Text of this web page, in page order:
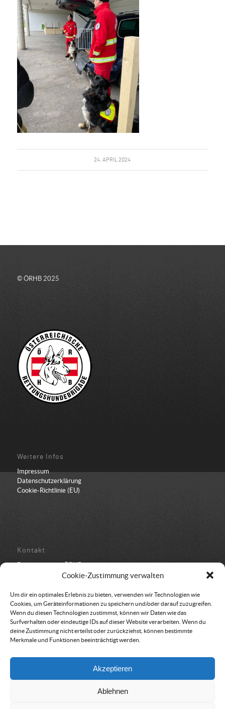
Cookie-Zustimmung verwalten
Um dir ein optimales Erlebnis zu bieten, verwenden wir Technologien wie
Cookies, um Geräteinformationen zu speichern und/oder darauf zuzugreifen.
Wenn du diesen Technologien zustimmst, können wir Daten wie das
Surfverhalten oder eindeutige IDs auf dieser Website verarbeiten. Wenn du
deine Zustimmung nicht erteilst oder zurückziehst, können bestimmte
Merkmale und Funktionen beeinträchtigt werden.
Akzeptieren
Ablehnen
24. APRIL 2024
© ÖRHB 2025
Weitere Infos
Impressum
Datenschutzerklärung
Cookie-Richtlinie (EU)
Kontakt
Bundesbüro der ÖRHB
Schulstraße 443
05 94 500 152
office@oerhb.at